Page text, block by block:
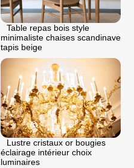
Table repas bois style
minimaliste chaises scandinave
tapis beige
Lustre cristaux or bougies
éclairage intérieur choix
luminaires